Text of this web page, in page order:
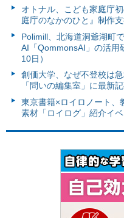
オトナル、こども家庭庁
庭庁のなかのひと』制作
Polimill、北海道洞爺湖町
AI「QommonsAI」の活用
10日）
創価大学、なぜ不登校は
「問いの編集室」に最新
東京書籍×ロイロノート、
素材「ロイログ」紹介イ